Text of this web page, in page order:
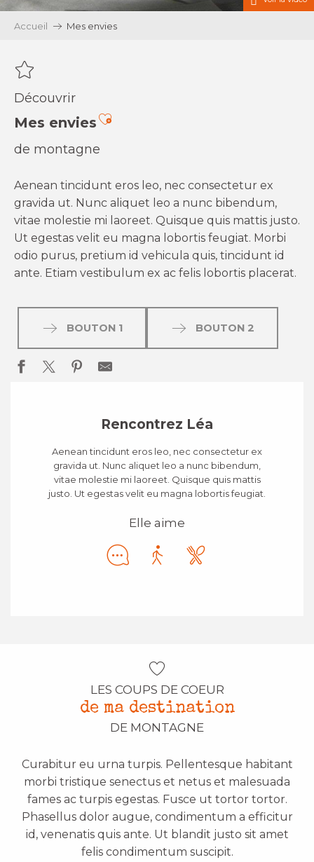
Accueil Mes envies
Découvrir
Mes enviesAjouter aux favoris
de montagne
Aenean tincidunt eros leo, nec consectetur ex
gravida ut. Nunc aliquet leo a nunc bibendum,
vitae molestie mi laoreet. Quisque quis mattis justo.
Ut egestas velit eu magna lobortis feugiat. Morbi
odio purus, pretium id vehicula quis, tincidunt id
ante. Etiam vestibulum ex ac felis lobortis placerat.
BOUTON 1 BOUTON 2
Rencontrez Léa
Aenean tincidunt eros leo, nec consectetur ex
gravida ut. Nunc aliquet leo a nunc bibendum,
vitae molestie mi laoreet. Quisque quis mattis
justo. Ut egestas velit eu magna lobortis feugiat.
Elle aime
LES COUPS DE COEUR
de ma destination
DE MONTAGNE
Curabitur eu urna turpis. Pellentesque habitant
morbi tristique senectus et netus et malesuada
fames ac turpis egestas. Fusce ut tortor tortor.
Phasellus dolor augue, condimentum a efficitur
id, venenatis quis ante. Ut blandit justo sit amet
felis condimentum suscipit.